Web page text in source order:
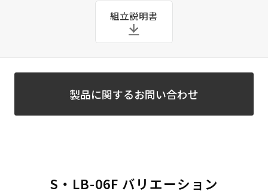
組立説明書
製品に関するお問い合わせ
S・LB-06F バリエーション